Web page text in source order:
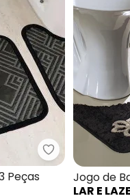
Lar e Lazer -
Peças
Jogo de
LAR E